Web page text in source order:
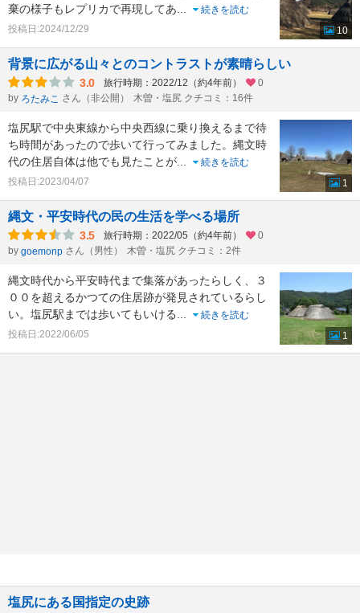
棄の様子もレプリカで再現してあ...
続きを読む
投稿日:2024/12/29
10
背景に広がる山々とのコントラストが素晴らしい
3.0 旅行時期：2022/12（約4年前）
0
by ろたみこ さん（非公開） 木曽・塩尻 クチコミ：16件
塩尻駅で中央東線から中央西線に乗り換えるまで待
ち時間があったので歩いて行ってみました。縄文時
代の住居自体は他でも見たことが...
続きを読む
投稿日:2023/04/07
1
縄文・平安時代の民の生活を学べる場所
3.5 旅行時期：2022/05（約4年前）
0
by goemonp さん（男性） 木曽・塩尻 クチコミ：2件
縄文時代から平安時代まで集落があったらしく、３
００を超えるかつての住居跡が発見されているらし
い。塩尻駅までは歩いてもいける...
続きを読む
投稿日:2022/06/05
1
塩尻にある国指定の史跡